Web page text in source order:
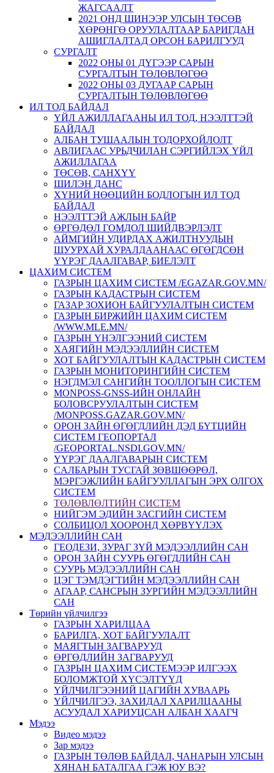
ЖАГСААЛТ
2021 ОНД ШИНЭЭР УЛСЫН ТӨСӨВ
ХӨРӨНГӨ ОРУУЛАЛТААР БАРИГДАН
АШИГЛАЛТАД ОРСОН БАРИЛГУУД
СУРГАЛТ
2022 ОНЫ 01 ДҮГЭЭР САРЫН
СУРГАЛТЫН ТӨЛӨВЛӨГӨӨ
2022 ОНЫ 03 ДУГААР САРЫН
СУРГАЛТЫН ТӨЛӨВЛӨГӨӨ
ИЛ ТОД БАЙДАЛ
ҮЙЛ АЖИЛЛАГААНЫ ИЛ ТОД, НЭЭЛТТЭЙ
БАЙДАЛ
АЛБАН ТУШААЛЫН ТОДОРХОЙЛОЛТ
АВЛИГААС УРЬДЧИЛАН СЭРГИЙЛЭХ ҮЙЛ
АЖИЛЛАГАА
ТӨСӨВ, САНХҮҮ
ШИЛЭН ДАНС
ХҮНИЙ НӨӨЦИЙН БОДЛОГЫН ИЛ ТОД
БАЙДАЛ
НЭЭЛТТЭЙ АЖЛЫН БАЙР
ӨРГӨДӨЛ ГОМДОЛ ШИЙДВЭРЛЭЛТ
АЙМГИЙН УДИРДАХ АЖИЛТНУУДЫН
ШУУРХАЙ ХУРАЛДААНААС ӨГӨГДСӨН
ҮҮРЭГ ДААЛГАВАР, БИЕЛЭЛТ
ЦАХИМ СИСТЕМ
ГАЗРЫН ЦАХИМ СИСТЕМ /EGAZAR.GOV.MN/
ГАЗРЫН КАДАСТРЫН СИСТЕМ
ГАЗАР ЗОХИОН БАЙГУУЛАЛТЫН СИСТЕМ
ГАЗРЫН БИРЖИЙН ЦАХИМ СИСТЕМ
/WWW.MLE.MN/
ГАЗРЫН ҮНЭЛГЭЭНИЙ СИСТЕМ
ХАЯГИЙН МЭДЭЭЛЛИЙН СИСТЕМ
ХОТ БАЙГУУЛАЛТЫН КАДАСТРЫН СИСТЕМ
ГАЗРЫН МОНИТОРИНГИЙН СИСТЕМ
НЭГДМЭЛ САНГИЙН ТООЛЛОГЫН СИСТЕМ
MONPOSS-GNSS-ИЙН ОНЛАЙН
БОЛОВСРУУЛАЛТЫН СИСТЕМ
/MONPOSS.GAZAR.GOV.MN/
ОРОН ЗАЙН ӨГӨГДЛИЙН ДЭД БҮТЦИЙН
СИСТЕМ ГЕОПОРТАЛ
/GEOPORTAL.NSDI.GOV.MN/
ҮҮРЭГ ДААЛГАВАРЫН СИСТЕМ
CАЛБАРЫН ТУСГАЙ ЗӨВШӨӨРӨЛ,
МЭРГЭЖЛИЙН БАЙГУУЛЛАГЫН ЭРХ ОЛГОХ
СИСТЕМ
ТӨЛӨВЛӨЛТИЙН СИСТЕМ
НИЙГЭМ ЭДИЙН ЗАСГИЙН СИСТЕМ
СОЛБИЦОЛ ХООРОНД ХӨРВҮҮЛЭХ
МЭДЭЭЛЛИЙН САН
ГЕОДЕЗИ, ЗУРАГ ЗҮЙ МЭДЭЭЛЛИЙН САН
ОРОН ЗАЙН СУУРЬ ӨГӨГДЛИЙН САН
СУУРЬ МЭДЭЭЛЛИЙН САН
ЦЭГ ТЭМДЭГТИЙН МЭДЭЭЛЛИЙН САН
АГААР, САНСРЫН ЗУРГИЙН МЭДЭЭЛЛИЙН
САН
Төрийн үйлчилгээ
ГАЗРЫН ХАРИЛЦАА
БАРИЛГА, ХОТ БАЙГУУЛАЛТ
МАЯГТЫН ЗАГВАРУУД
ӨРГӨДЛИЙН ЗАГВАРУУД
ГАЗРЫН ЦАХИМ СИСТЕМЭЭР ИЛГЭЭХ
БОЛОМЖТОЙ ХҮСЭЛТҮҮД
ҮЙЛЧИЛГЭЭНИЙ ЦАГИЙН ХУВААРЬ
ҮЙЛЧИЛГЭЭ, ЗАХИДАЛ ХАРИЛЦААНЫ
АСУУДАЛ ХАРИУЦСАН АЛБАН ХААГЧ
Мэдээ
Видео мэдээ
Зар мэдээ
ГАЗРЫН ТӨЛӨВ БАЙДАЛ, ЧАНАРЫН УЛСЫН
ХЯНАН БАТАЛГАА ГЭЖ ЮУ ВЭ?